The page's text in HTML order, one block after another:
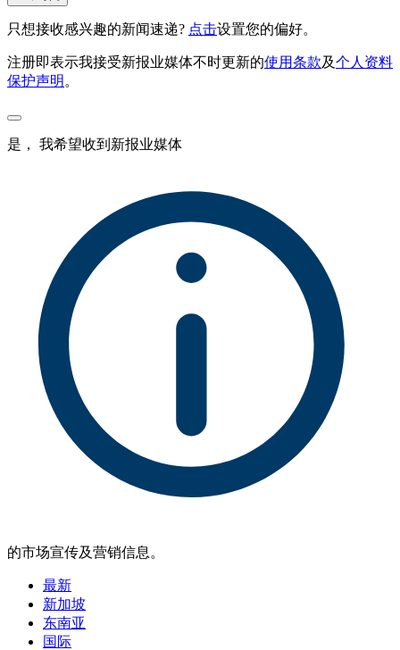
只想接收感兴趣的新闻速递? 点击设置您的偏好。
注册即表示我接受新报业媒体不时更新的使用条款及个人资料
保护声明 。
是， 我希望收到新报业媒体
的市场宣传及营销信息。
最新
新加坡
东南亚
国际